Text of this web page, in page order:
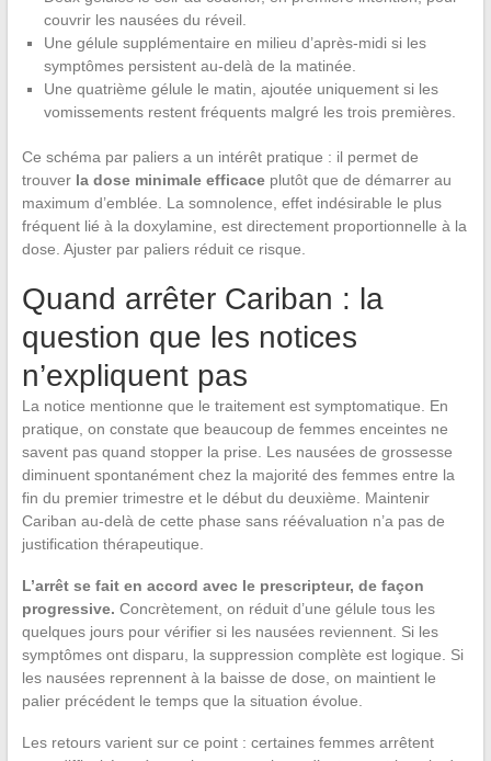
couvrir les nausées du réveil.
Une gélule supplémentaire en milieu d’après-midi si les
symptômes persistent au-delà de la matinée.
Une quatrième gélule le matin, ajoutée uniquement si les
vomissements restent fréquents malgré les trois premières.
Ce schéma par paliers a un intérêt pratique : il permet de
trouver la dose minimale efficaceplutôt que de démarrer au
maximum d’emblée. La somnolence, effet indésirable le plus
fréquent lié à la doxylamine, est directement proportionnelle à la
dose. Ajuster par paliers réduit ce risque.
Quand arrêter Cariban : la
question que les notices
n’expliquent pas
La notice mentionne que le traitement est symptomatique. En
pratique, on constate que beaucoup de femmes enceintes ne
savent pas quand stopper la prise. Les nausées de grossesse
diminuent spontanément chez la majorité des femmes entre la
fin du premier trimestre et le début du deuxième. Maintenir
Cariban au-delà de cette phase sans réévaluation n’a pas de
justification thérapeutique.
L’arrêt se fait en accord avec le prescripteur, de façon
progressive. Concrètement, on réduit d’une gélule tous les
quelques jours pour vérifier si les nausées reviennent. Si les
symptômes ont disparu, la suppression complète est logique. Si
les nausées reprennent à la baisse de dose, on maintient le
palier précédent le temps que la situation évolue.
Les retours varient sur ce point : certaines femmes arrêtent